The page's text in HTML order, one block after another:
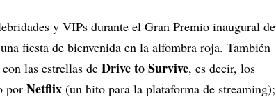
y VIPs durante el Gran Premio inaugural de
fiesta de bienvenida en la alfombra roja. También
las estrellas de Drive to Survive, es decir, los
por Netflix (un hito para la plataforma de streaming);